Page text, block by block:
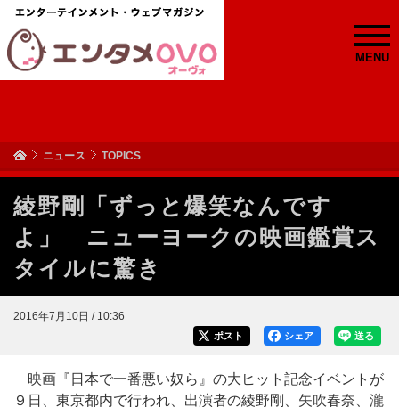
MENU
ニュース TOPICS
綾野剛「ずっと爆笑なんです
よ」 ニューヨークの映画鑑賞ス
タイルに驚き
2016年7月10日 / 10:36
送る
シェア
ポスト
映画『日本で一番悪い奴ら』の大ヒット記念イベントが
９日、東京都内で行われ、出演者の綾野剛、矢吹春奈、瀧